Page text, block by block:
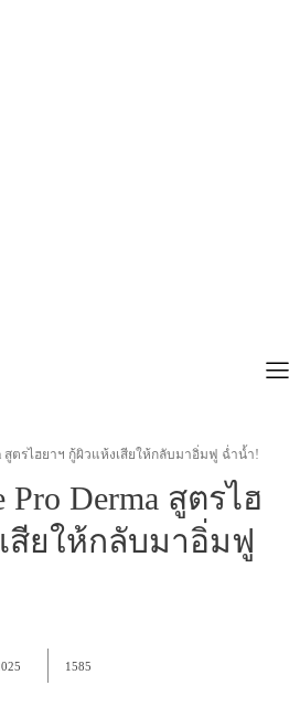
สูตรไฮยาฯ กู้ผิวแห้งเสียให้กลับมาอิ่มฟู ฉ่ำน้ำ!
Pro Derma สูตรไฮ
สียให้กลับมาอิ่มฟู
1585